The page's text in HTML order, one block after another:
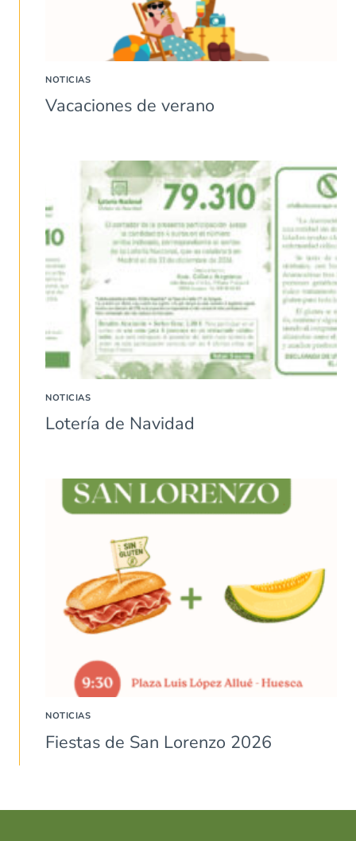
NOTICIAS
Vacaciones de verano
NOTICIAS
Lotería de Navidad
NOTICIAS
Fiestas de San Lorenzo 2026